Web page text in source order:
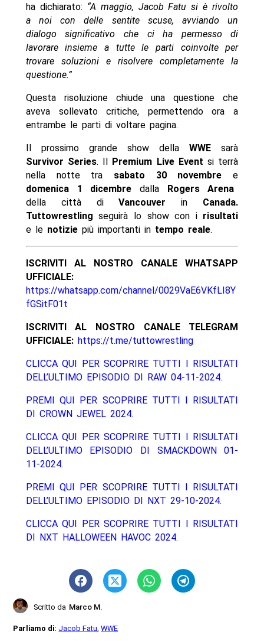
ha dichiarato: “A maggio, Jacob Fatu si è rivolto
a noi con delle sentite scuse, avviando un
dialogo significativo che ci ha permesso di
lavorare insieme a tutte le parti coinvolte per
trovare soluzioni e risolvere completamente la
questione.”
Questa risoluzione chiude una questione che
aveva sollevato critiche, permettendo ora a
entrambe le parti di voltare pagina.
Il prossimo grande show dellaWWE sarà
Survivor Series. Il Premium Live Event si terrà
nella notte tra sabato 30 novembre e
domenica 1 dicembre dalla
Rogers Arena
della città diVancouver in Canada.
Tuttowrestling seguirà lo show con i risultati
e le notiziepiù importanti intempo reale.
ISCRIVITI AL NOSTRO CANALE WHATSAPP
UFFICIALE:
https://whatsapp.com/channel/0029VaE6VKfLI8Y
fGSitF01t
ISCRIVITI AL NOSTRO CANALE TELEGRAM
UFFICIALE: https://t.me/tuttowrestling
CLICCA QUI PER SCOPRIRE TUTTI I RISULTATI
DELL’ULTIMO EPISODIO DI RAW 04-11-2024.
PREMI QUI PER SCOPRIRE TUTTI I RISULTATI
DI CROWN JEWEL 2024.
CLICCA QUI PER SCOPRIRE TUTTI I RISULTATI
DELL’ULTIMO EPISODIO DI SMACKDOWN 01-
11-2024.
PREMI QUI PER SCOPRIRE TUTTI I RISULTATI
DELL’ULTIMO EPISODIO DI NXT 29-10-2024.
CLICCA QUI PER SCOPRIRE TUTTI I RISULTATI
DI NXT HALLOWEEN HAVOC 2024.
Scritto da Marco M.
Parliamo di: Jacob Fatu,WWE